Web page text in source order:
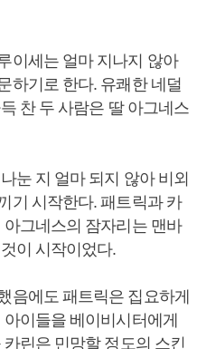
이세는 얼마 지나지 않아
하기로 한다. 유쾌한 네덜
찬 두 사람은 딸 아그네스
눈 지 얼마 되지 않아 비외
기 시작한다. 패트릭과 카
그네스의 잠자리는 맨바
이 시작이었다.
음에도 패트릭은 집요하게
이들을 베이비시터에게
린은 민망할 정도의 스킨